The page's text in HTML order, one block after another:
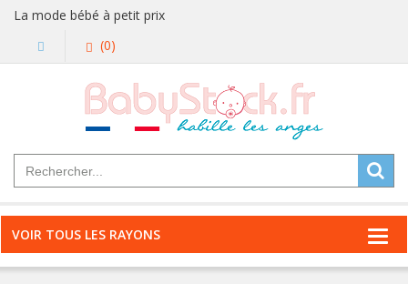
La mode bébé à petit prix
(0)
VOIR TOUS LES RAYONS